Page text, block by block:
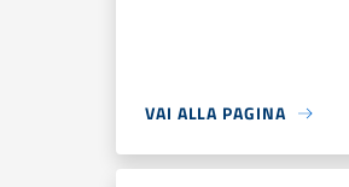
VAI ALLA PAGINA